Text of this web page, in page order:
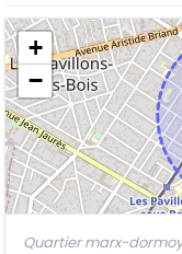
+
−
Quartier marx-dormoy